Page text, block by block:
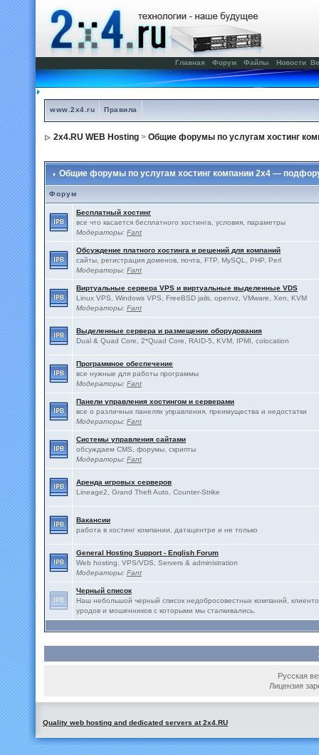
Главная Форум Файлы Новости
www.2x4.ru Правила
2x4.RU WEB Hosting > Общие форумы по услугам хостинг
Общие форумы по услугам хостинг компании 2x4 —
Форум
Бесплатный хостинг
все что касается бесплатного хостинга, условия, параметры
Модераторы: Fant
Обсуждение платного хостинга и решений для компаний
сайты, регистрация доменов, почта, FTP, MySQL, PHP, Perl
Модераторы: Fant
Виртуальные сервера VPS и виртуальные выделенные VDS
Linux VPS, Windows VPS, FreeBSD jails, openvz, VMware, Xen, KVM
Модераторы: Fant
Выделенные сервера и размещение оборудования
Dual & Quad Core, 2*Quad Core, RAID-5, KVM, IPMI, colocation
Программное обеспечение
все нужные для работы программы
Модераторы: Fant
Панели управления хостингом и серверами
все о различных панелях управления, преимущества и недостатки
Модераторы: Fant
Системы управления сайтами
обсуждаем CMS, форумы, скрипты
Модераторы: Fant
Аренда игровых серверов
Lineage2, Grand Theft Auto, Counter-Strike
Вакансии
работа в хостинг компании, датацентре и не только
General Hosting Support - English Forum
Web hosting, VPS/VDS, Servers & administration
Модераторы: Fant
Черный список
Наш небольшой черный список недобросовестных компаний,
уродов и мошенников с которыми мы сталкивались.
Русская
Лицензия
Quality web hosting and dedicated servers at 2x4.RU